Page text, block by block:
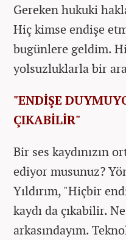
Gereken hukuki
Hiç kimse endişe
bugünlere geldim.
yolsuzluklarla bir
"ENDİŞE
ÇIKABİLİR"
Bir ses kaydınızın
ediyor musunuz?
Yıldırım, "Hiçbir
kaydı da çıkabilir.
arkasındayım.